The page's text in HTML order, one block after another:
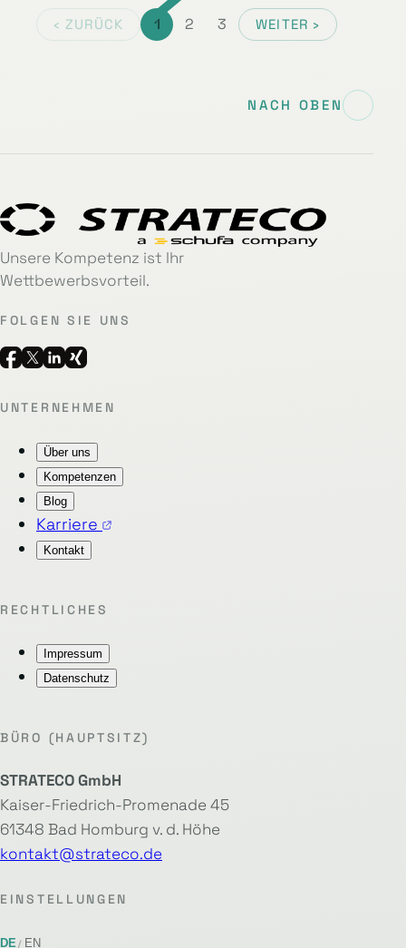
‹ ZURÜCK 1 2 3 WEITER ›
NACH OBEN
Unsere Kompetenz ist Ihr
Wettbewerbsvorteil.
FOLGEN SIE UNS
UNTERNEHMEN
Über uns
Kompetenzen
Blog
Karriere
Kontakt
RECHTLICHES
Impressum
Datenschutz
BÜRO (HAUPTSITZ)
STRATECO GmbH
Kaiser-Friedrich-Promenade 45
61348 Bad Homburg v. d. Höhe
kontakt@strateco.de
EINSTELLUNGEN
DE EN